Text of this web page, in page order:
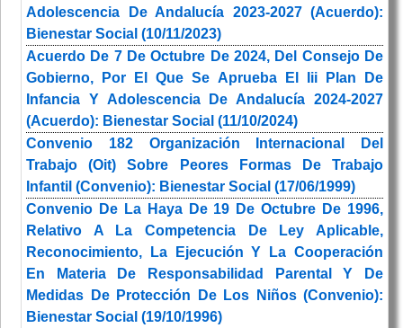
Adolescencia De Andalucía 2023-2027 (Acuerdo):
Bienestar Social (10/11/2023)
Acuerdo De 7 De Octubre De 2024, Del Consejo De
Gobierno, Por El Que Se Aprueba El Iii Plan De
Infancia Y Adolescencia De Andalucía 2024-2027
(Acuerdo): Bienestar Social (11/10/2024)
Convenio 182 Organización Internacional Del
Trabajo (Oit) Sobre Peores Formas De Trabajo
Infantil (Convenio): Bienestar Social (17/06/1999)
Convenio De La Haya De 19 De Octubre De 1996,
Relativo A La Competencia De Ley Aplicable,
Reconocimiento, La Ejecución Y La Cooperación
En Materia De Responsabilidad Parental Y De
Medidas De Protección De Los Niños (Convenio):
Bienestar Social (19/10/1996)